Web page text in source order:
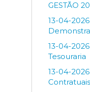
GESTÃO
13-04-
13-04-
Tesouraria
13-04-
Contratuais